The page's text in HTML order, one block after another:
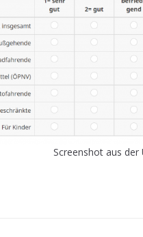
Screen­shot aus der